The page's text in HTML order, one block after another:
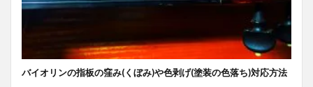
バイオリンの指板の窪み(くぼみ)や色剥げ(塗装の色落ち)対応方法